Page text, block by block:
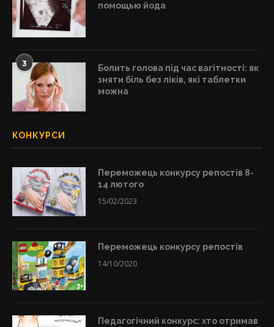
помощью йода
3
Болить голова під час вагітності: як
зняти біль без ліків, які таблетки
можна
КОНКУРСИ
Переможець конкурсу репостів 8-
14 лютого
15/02/2023
Переможець конкурсу репостів
14/10/2020
Педагогічний конкурс: хто отримав